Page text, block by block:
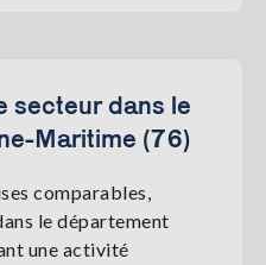
secteur dans le
Maritime (76)
comparables,
le département
une activité